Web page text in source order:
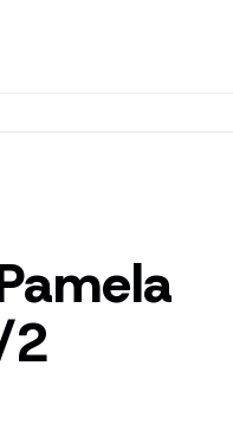
2